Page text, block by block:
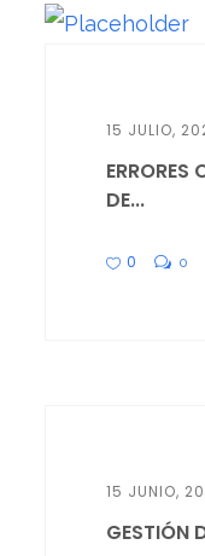
15 JULIO,
ERRORES
DE...
0 0
15 JUNIO,
GESTIÓN